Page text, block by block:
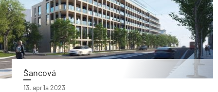
Šancová
13. apríla 2023